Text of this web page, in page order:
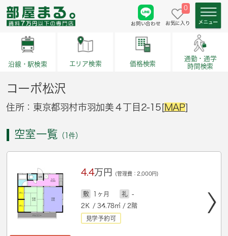
お問い合わせ
0
お気に入り
沿線・駅検索 エリア検索 価格検索
通勤・通学
時間検索
コーポ松沢
住所：東京都羽村市羽加美４丁目2-15[MAP]
空室一覧 （1件）
4.4万円 (管理費：2,000円)
敷 1ヶ月 礼
-
2Ｋ / 34.78㎡ / 2階
見学予約可